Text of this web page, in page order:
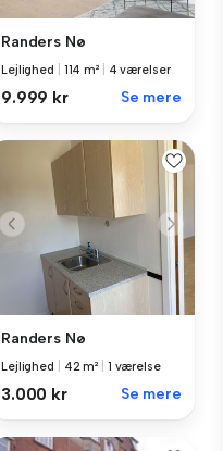
Randers Nø
Lejlighed 114 m² 4 værelser
9.999 kr Se mere
Randers Nø
Lejlighed 42 m² 1 værelse
3.000 kr Se mere